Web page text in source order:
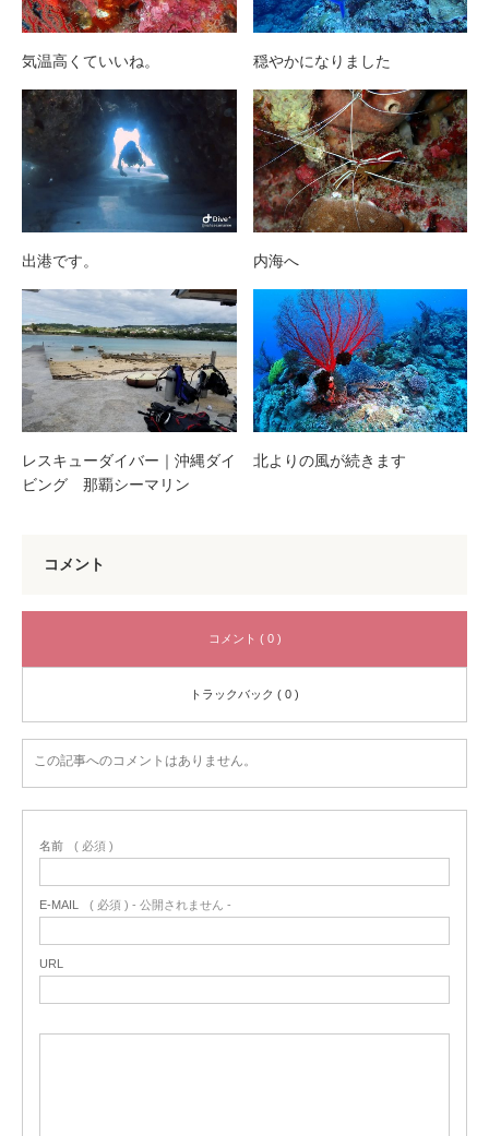
気温高くていいね。 穏やかになりました
出港です。 内海へ
レスキューダイバー｜沖縄ダイ
ビング 那覇シーマリン
北よりの風が続きます
コメント
コメント ( 0 )
トラックバック ( 0 )
この記事へのコメントはありません。
名前 ( 必須 )
E-MAIL ( 必須 ) - 公開されません -
URL